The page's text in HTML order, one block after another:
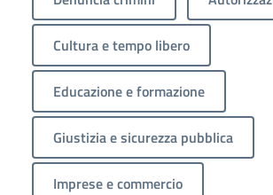
Cultura e tempo libero
Educazione e formazione
Giustizia e sicurezza pubblica
Imprese e commercio